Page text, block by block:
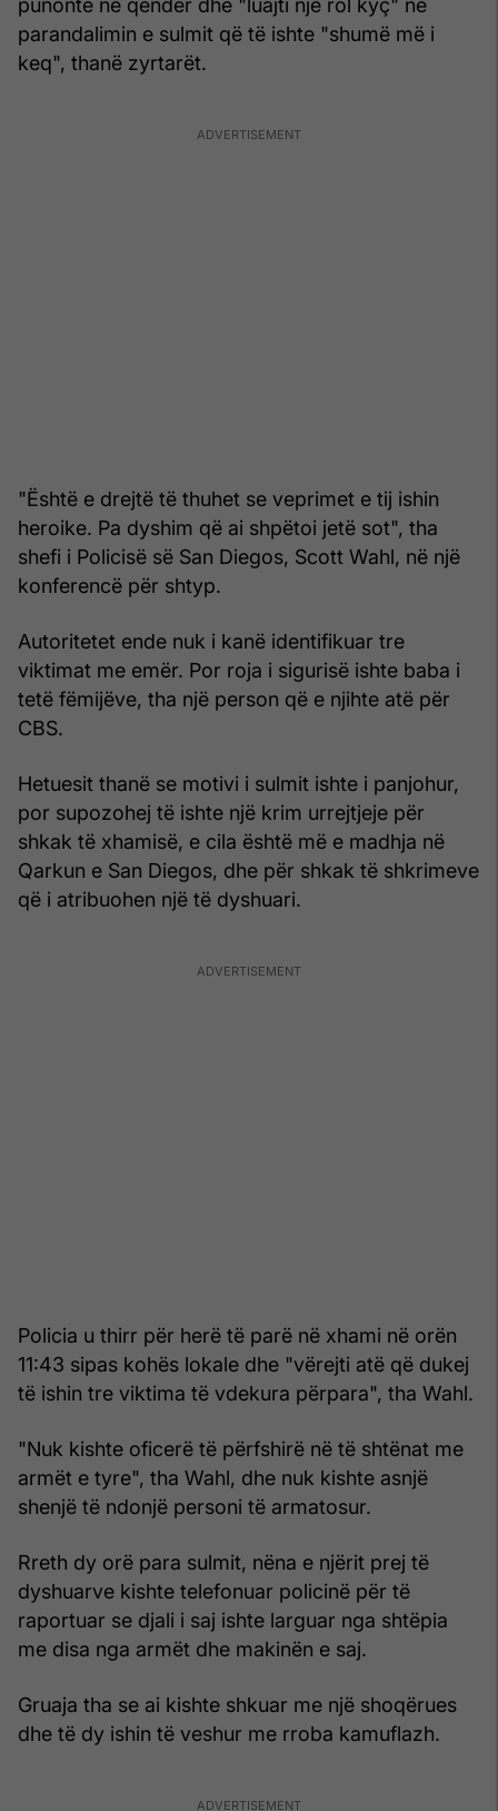
parandalimin e sulmit që të ishte "shumë më i
keq", thanë zyrtarët.
"Është e drejtë të thuhet se veprimet e tij ishin
heroike. Pa dyshim që ai shpëtoi jetë sot", tha
shefi i Policisë së San Diegos, Scott Wahl, në një
konferencë për shtyp.
Autoritetet ende nuk i kanë identifikuar tre
viktimat me emër. Por roja i sigurisë ishte baba i
tetë fëmijëve, tha një person që e njihte atë për
CBS.
Hetuesit thanë se motivi i sulmit ishte i panjohur,
por supozohej të ishte një krim urrejtjeje për
shkak të xhamisë, e cila është më e madhja në
Qarkun e San Diegos, dhe për shkak të shkrimeve
që i atribuohen një të dyshuari.
Policia u thirr për herë të parë në xhami në orën
11:43 sipas kohës lokale dhe "vërejti atë që dukej
të ishin tre viktima të vdekura përpara", tha Wahl.
"Nuk kishte oficerë të përfshirë në të shtënat me
armët e tyre", tha Wahl, dhe nuk kishte asnjë
shenjë të ndonjë personi të armatosur.
Rreth dy orë para sulmit, nëna e njërit prej të
dyshuarve kishte telefonuar policinë për të
raportuar se djali i saj ishte larguar nga shtëpia
me disa nga armët dhe makinën e saj.
Gruaja tha se ai kishte shkuar me një shoqërues
dhe të dy ishin të veshur me rroba kamuflazh.